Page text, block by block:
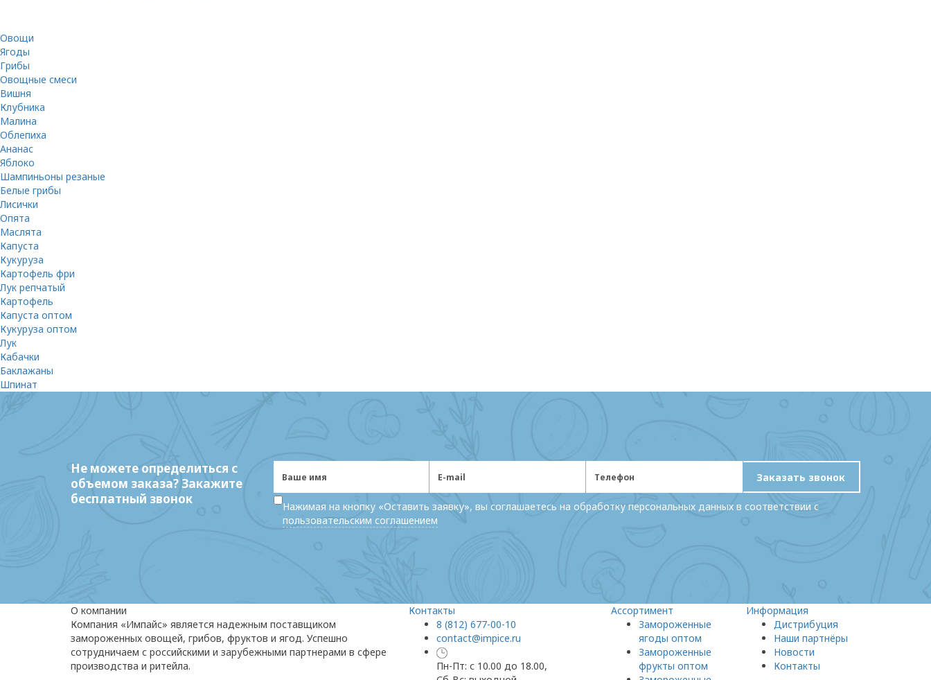
Овощи
Ягоды
Грибы
Овощные смеси
Вишня
Клубника
Малина
Облепиха
Ананас
Яблоко
Шампиньоны резаные
Белые грибы
Лисички
Опята
Маслята
Капуста
Кукуруза
Картофель фри
Лук репчатый
Картофель
Капуста оптом
Кукуруза оптом
Лук
Кабачки
Баклажаны
Шпинат
Не можете определиться с
объемом заказа? Закажите
бесплатный звонок
Заказать звонок
Нажимая на кнопку «Оставить заявку», вы соглашаетесь на обработку персональных данных в соответствии с
пользовательским соглашением
О компании
Компания «Импайс» является надежным поставщиком
замороженных овощей, грибов, фруктов и ягод. Успешно
сотрудничаем с российскими и зарубежными партнерами в сфере
производства и ритейла.
Контакты
8 (812) 677-00-10
contact@impice.ru
Пн-Пт: с 10.00 до 18.00,
Ассортимент
Замороженные
ягоды оптом
Замороженные
фрукты оптом
Информация
Дистрибуция
Наши партнёры
Новости
Контакты